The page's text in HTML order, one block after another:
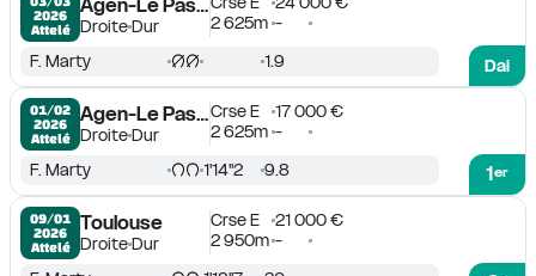
2026
Attelé
Agen-Le Passage
DroiteDur
2 625m -
Dai
F. Marty 1.9
01/02
2026
Attelé
Agen-Le Passage
DroiteDur
Crse E
17 000 €
2 625m -
1er
F. Marty 1'14''2 9.8
09/01
2026
Attelé
Toulouse
DroiteDur
Crse E
21 000 €
2 950m -